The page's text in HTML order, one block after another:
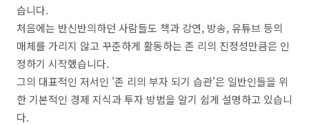
습니다.
처음에는 반신반의하던 사람들도 책과 강연, 방송, 유튜브 등의
매체를 가리지 않고 꾸준하게 활동하는 존 리의 진정성만큼은 인
정하기 시작했습니다.
그의 대표적인 저서인 '존 리의 부자 되기 습관'은 일반인들을 위
한 기본적인 경제 지식과 투자 방법을 알기 쉽게 설명하고 있습니
다.